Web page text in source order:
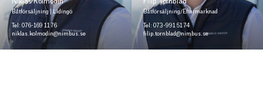
Niklas Kolmodin
Båtförsäljning | Lidingö
Tel: 076-169 11 76
niklas.kolmodin@nimbus.se
Filip Törnblad
Båtförsäljning/Eftermarknad
Tel: 073-991 51 74
filip.tornblad@nimbus.se